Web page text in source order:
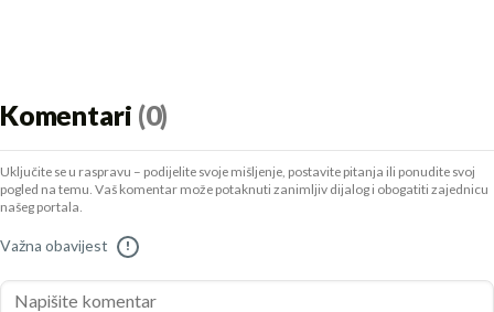
Komentari (0)
Uključite se u raspravu – podijelite svoje mišljenje, postavite pitanja ili ponudite svoj
pogled na temu. Vaš komentar može potaknuti zanimljiv dijalog i obogatiti zajednicu
našeg portala.
Važna obavijest !